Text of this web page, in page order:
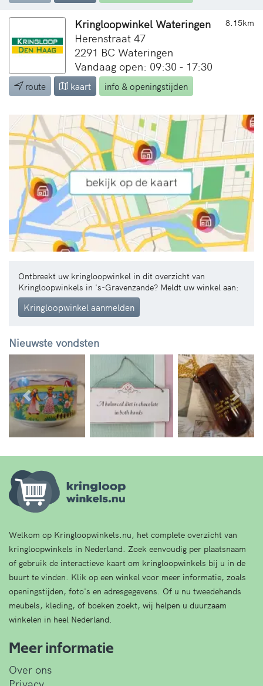
8.15km
Kringloopwinkel Wateringen
Herenstraat 47
2291 BC Wateringen
Vandaag open: 09:30 - 17:30
route kaart info & openingstijden
Ontbreekt uw kringloopwinkel in dit overzicht van
Kringloopwinkels in 's-Gravenzande? Meldt uw winkel aan:
Kringloopwinkel aanmelden
Nieuwste vondsten
Vorige
Welkom op Kringloopwinkels.nu, het complete overzicht van
kringloopwinkels in Nederland. Zoek eenvoudig per plaatsnaam
of gebruik de interactieve kaart om kringloopwinkels bij u in de
buurt te vinden. Klik op een winkel voor meer informatie, zoals
openingstijden, foto's en adresgegevens. Of u nu tweedehands
meubels, kleding, of boeken zoekt, wij helpen u duurzaam
winkelen in heel Nederland.
Meer informatie
Over ons